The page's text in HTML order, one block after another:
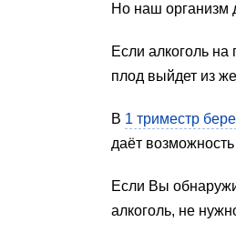
Но наш организм
Если алкоголь на
плод выйдет из
В 1 триместр
даёт
Если Вы
алкоголь, не